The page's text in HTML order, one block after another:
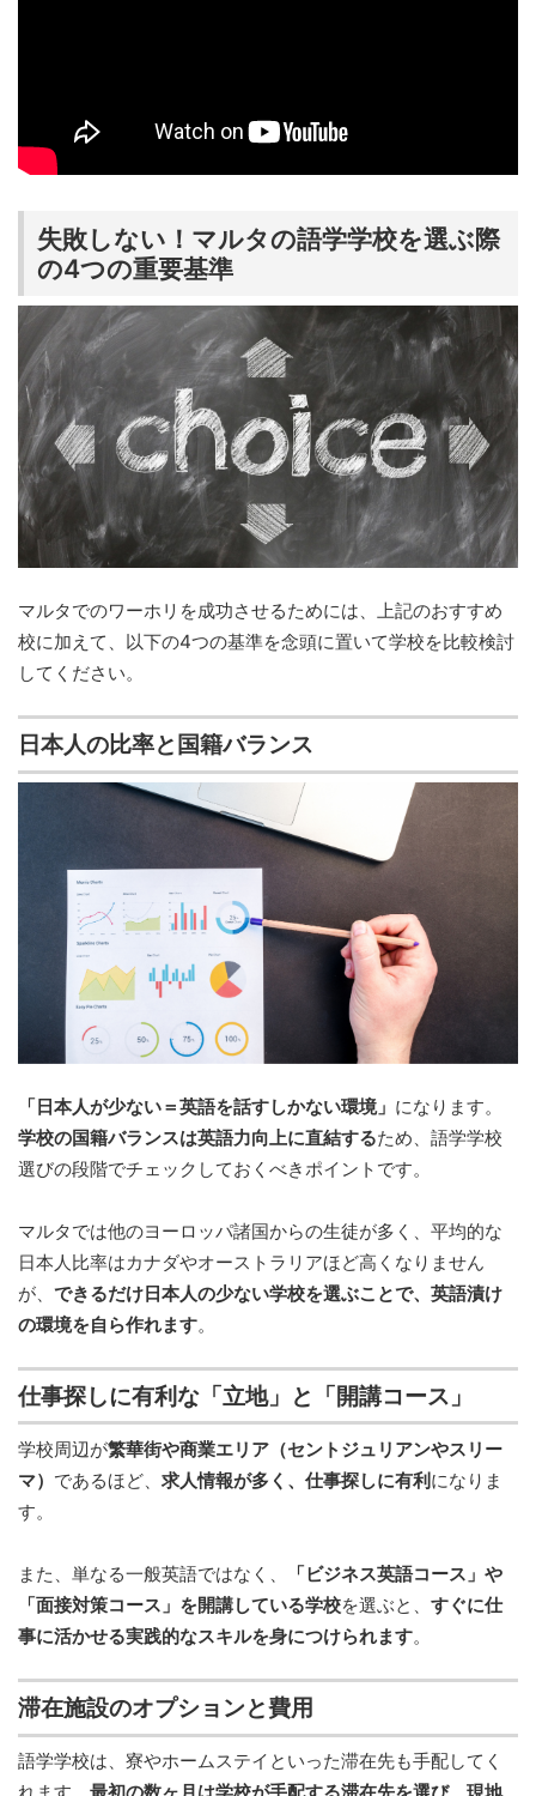
失敗しない！マルタの語学学校を選ぶ際
の4つの重要基準
マルタでのワーホリを成功させるためには、上記のおすすめ
校に加えて、以下の4つの基準を念頭に置いて学校を比較検討
してください。
日本人の比率と国籍バランス
「日本人が少ない＝英語を話すしかない環境」 になります。
学校の国籍バランスは英語力向上に直結するため、語学学校
選びの段階でチェックしておくべきポイントです。
マルタでは他のヨーロッパ諸国からの生徒が多く、平均的な
日本人比率はカナダやオーストラリアほど高くなりません
が、 できるだけ日本人の少ない学校を選ぶことで、英語漬け
の環境を自ら作れます。
仕事探しに有利な「立地」と「開講コース」
学校周辺が繁華街や商業エリア（セントジュリアンやスリー
マ） であるほど、 求人情報が多く、仕事探しに有利になりま
す。
また、単なる一般英語ではなく、
「ビジネス英語コース」や
「面接対策コース」を開講している学校を選ぶと、 すぐに仕
事に活かせる実践的なスキルを身につけられます。
滞在施設のオプションと費用
語学学校は、寮やホームステイといった滞在先も手配してく